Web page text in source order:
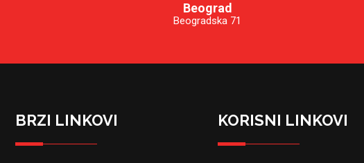
Beograd
Beogradska 71
BRZI LINKOVI KORISNI LINKOVI